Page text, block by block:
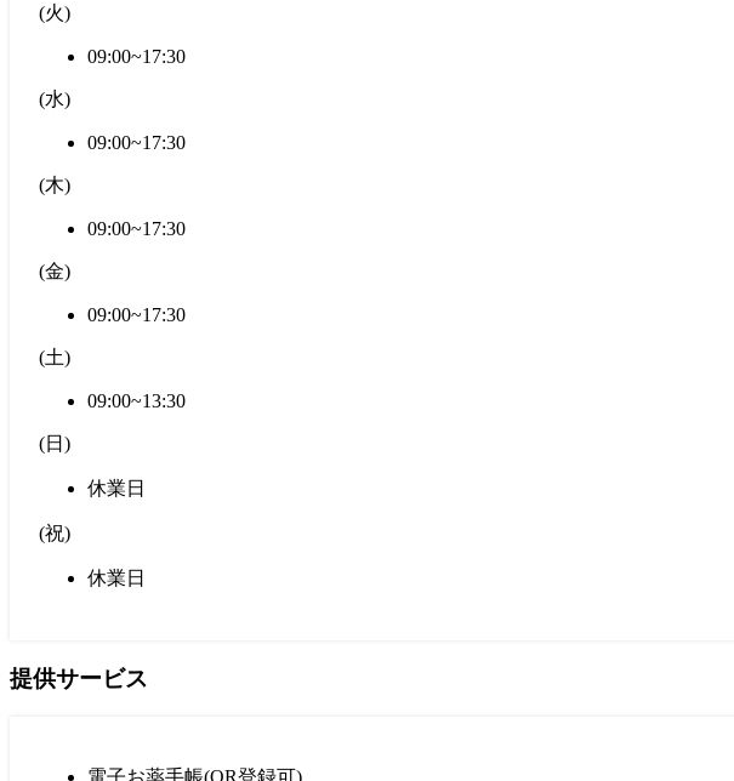
(火)
09:00~17:30
(水)
09:00~17:30
(木)
09:00~17:30
(金)
09:00~17:30
(土)
09:00~13:30
(日 )
休業日
(祝)
休業日
提供サービス